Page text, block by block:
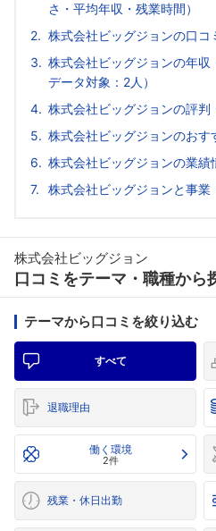
さ・平均年収・残業時間）
株式会社ビッグジョンの口
株式会社ビッグジョンの年収
データ対象：2人）
株式会社ビッグジョンの評判
株式会社ビッグジョンのおす
株式会社ビッグジョンの業績
株式会社ビッグジョンと事業
株式会社ビッグジョン
口コミをテーマ・職種から
テーマから口コミを絞り込む
すべて
退職理由
働く環境
2件
残業・休日出勤